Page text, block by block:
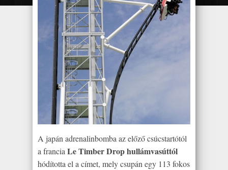
A japán adrenalinbomba az előző csúcstartótól
a francia Le Timber Drop hullámvasúttól
hódította el a címet, mely csupán egy 113 fokos